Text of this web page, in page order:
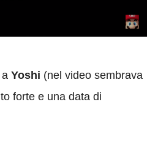
Yoshi (nel video sembrava
forte e una data di